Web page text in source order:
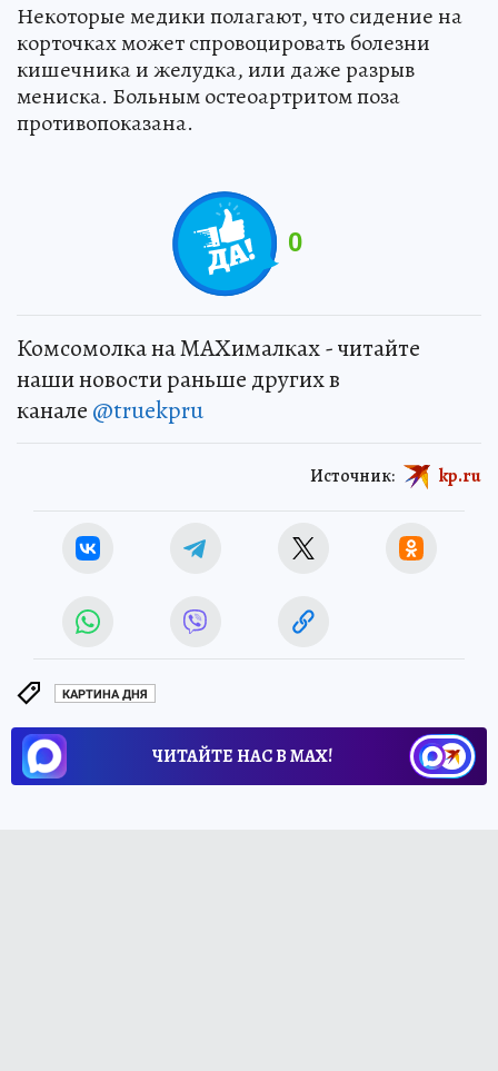
Некоторые медики полагают, что сидение на
корточках может спровоцировать болезни
кишечника и желудка, или даже разрыв
мениска. Больным остеоартритом поза
противопоказана.
0
Комсомолка на MAXималках - читайте
наши новости раньше других в
канале @truekpru
Источник: kp.ru
КАРТИНА ДНЯ
ЧИТАЙТЕ НАС В МАХ!